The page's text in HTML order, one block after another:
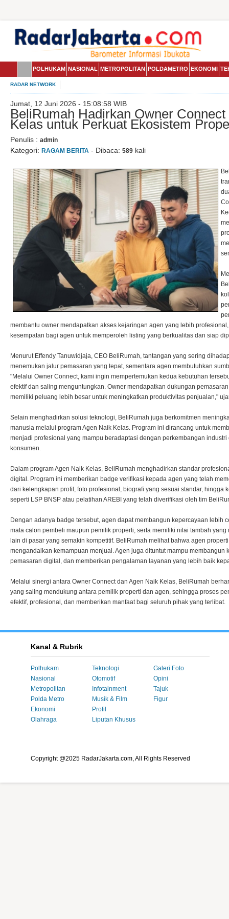
POLHUKAM NASIONAL METROPOLITAN POLDAMETRO EKONOMI
RADAR NETWORK
Jumat, 12 Juni 2026 - 15:08:58 WIB
BeliRumah Hadirkan Owner
Kelas untuk Perkuat Ekosistem
Penulis : admin
Kategori: RAGAM BERITA - Dibaca: 589 kali
membantu owner mendapatkan akses kejaringan agen yang lebih
kesempatan bagi agen untuk memperoleh listing yang berkualitas dan siap
Menurut Effendy Tanuwidjaja, CEO BeliRumah, tantangan yang sering
menemukan jalur pemasaran yang tepat, sementara agen membutuhkan
"Melalui Owner Connect, kami ingin mempertemukan kedua kebutuhan
efektif dan saling menguntungkan. Owner mendapatkan dukungan
memiliki peluang lebih besar untuk meningkatkan produktivitas penjualan,"
Selain menghadirkan solusi teknologi, BeliRumah juga berkomitmen
manusia melalui program Agen Naik Kelas. Program ini dirancang untuk
menjadi profesional yang mampu beradaptasi dengan perkembangan
konsumen.
Dalam program Agen Naik Kelas, BeliRumah menghadirkan standar
digital. Program ini memberikan badge verifikasi kepada agen yang telah
dari kelengkapan profil, foto profesional, biografi yang sesuai standar, hingga
seperti LSP BNSP atau pelatihan AREBI yang telah diverifikasi oleh tim
Dengan adanya badge tersebut, agen dapat membangun kepercayaan lebih
mata calon pembeli maupun pemilik properti, serta memiliki nilai tambah
lain di pasar yang semakin kompetitif. BeliRumah melihat bahwa agen
mengandalkan kemampuan menjual. Agen juga dituntut mampu membangun
pemasaran digital, dan memberikan pengalaman layanan yang lebih baik
Melalui sinergi antara Owner Connect dan Agen Naik Kelas, BeliRumah
yang saling mendukung antara pemilik properti dan agen, sehingga proses
efektif, profesional, dan memberikan manfaat bagi seluruh pihak yang terlibat.
Kanal & Rubrik
Polhukam
Nasional
Metropolitan
Polda Metro
Ekonomi
Olahraga
Teknologi
Otomotif
Infotainment
Musik & Film
Profil
Liputan Khusus
Galeri Foto
Opini
Tajuk
Figur
Copyright @2025 RadarJakarta.com, All Rights Reserved